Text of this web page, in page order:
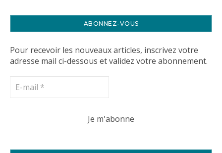
ABONNEZ-VOUS
Pour recevoir les nouveaux articles, inscrivez votre
adresse mail ci-dessous et validez votre abonnement.